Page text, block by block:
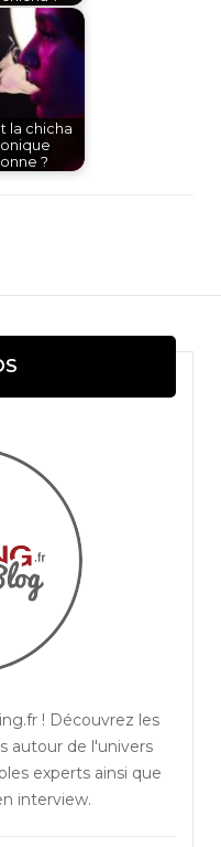
la chicha
?
! Découvrez les
autour de l'univers
experts ainsi que
interview.